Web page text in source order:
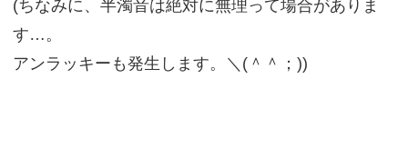
(ちなみに、半濁音は絶対に無理って場合がありま
す…。
アンラッキーも発生します。＼(＾＾；))